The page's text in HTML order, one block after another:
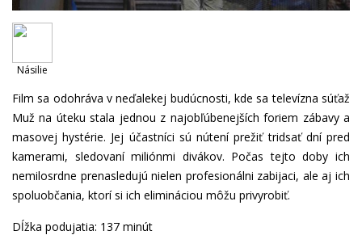
Násilie
Film sa odohráva v neďalekej budúcnosti, kde sa televízna súťaž
Muž na úteku stala jednou z najobľúbenejších foriem zábavy a
masovej hystérie. Jej účastníci sú nútení prežiť tridsať dní pred
kamerami, sledovaní miliónmi divákov. Počas tejto doby ich
nemilosrdne prenasledujú nielen profesionálni zabijaci, ale aj ich
spoluobčania, ktorí si ich elimináciou môžu privyrobiť.
Dĺžka podujatia: 137 minút